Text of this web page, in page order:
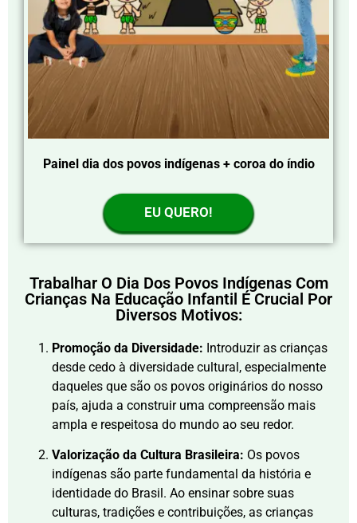
Painel dia dos povos indígenas + coroa do índio
EU QUERO!
Trabalhar O Dia Dos Povos Indígenas Com
Crianças Na Educação Infantil É Crucial Por
Diversos Motivos:
Promoção da Diversidade: Introduzir as crianças
desde cedo à diversidade cultural, especialmente
daqueles que são os povos originários do nosso
país, ajuda a construir uma compreensão mais
ampla e respeitosa do mundo ao seu redor.
Valorização da Cultura Brasileira: Os povos
indígenas são parte fundamental da história e
identidade do Brasil. Ao ensinar sobre suas
culturas, tradições e contribuições, as crianças